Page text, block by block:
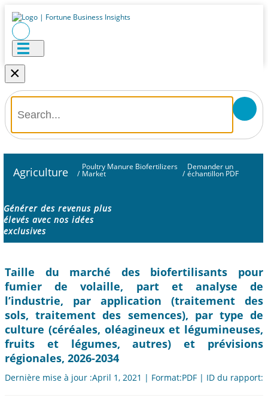
×
Agriculture /
Poultry Manure Biofertilizers
Market /
Demander un
échantillon PDF
Générer des revenus plus
élevés avec nos idées
exclusives
Taille du marché des biofertilisants pour
fumier de volaille, part et analyse de
l’industrie, par application (traitement des
sols, traitement des semences), par type de
culture (céréales, oléagineux et légumineuses,
fruits et légumes, autres) et prévisions
régionales, 2026-2034
Dernière mise à jour :April 1, 2021 | Format:PDF | ID du rapport: